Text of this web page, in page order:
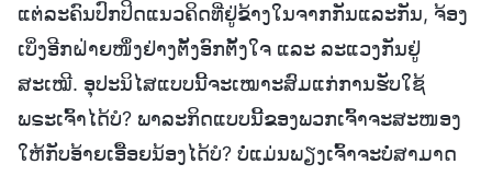
ແຕ່ລະຄົນປົກປິດແນວຄິດທີ່ຢູ່ຂ້າງໃນຈາກກັນແລະກັນ, ຈ້ອງ
ເບິ່ງອີກຝ່າຍໜຶ່ງຢ່າງຕັ້ງອົກຕັ້ງໃຈ ແລະ ລະແວງກັນຢູ່
ສະເໝີ. ອຸປະນິໄສແບບນີ້ຈະເໝາະສົມແກ່ການຮັບໃຊ້
ພຣະເຈົ້າໄດ້ບໍ? ພາລະກິດແບບນີ້ຂອງພວກເຈົ້າຈະສະໜອງ
ໃຫ້ກັບອ້າຍເອື້ອຍນ້ອງໄດ້ບໍ? ບໍ່ແມ່ນພຽງເຈົ້າຈະບໍ່ສາມາດ